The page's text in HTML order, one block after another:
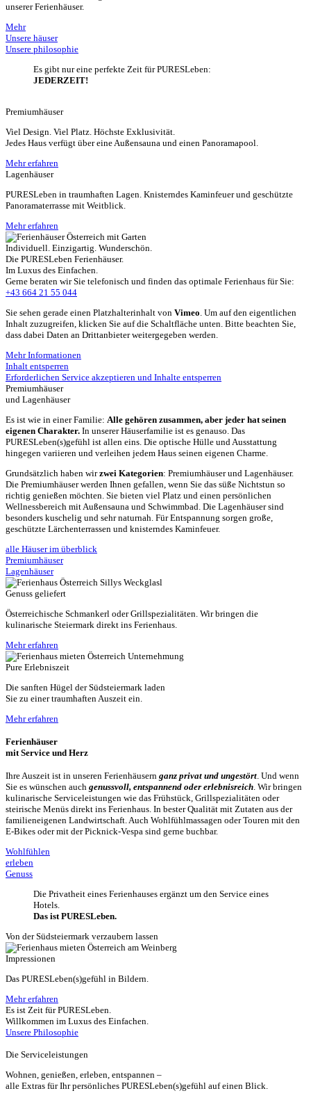
unserer Ferienhäuser.
Mehr
Unsere häuser
Unsere philosophie
Es gibt nur eine perfekte Zeit für PURESLeben:
JEDERZEIT!
Premiumhäuser
Viel Design. Viel Platz. Höchste Exklusivität.
Jedes Haus verfügt über eine Außensauna und einen Panoramapool.
Mehr erfahren
Lagenhäuser
PURESLeben in traumhaften Lagen. Knisterndes Kaminfeuer und geschützte
Panoramaterrasse mit Weitblick.
Mehr erfahren
Individuell. Einzigartig. Wunderschön.
Die PURESLeben Ferienhäuser.
Im Luxus des Einfachen.
Gerne beraten wir Sie telefonisch und finden das optimale Ferienhaus für Sie:
+43 664 21 55 044
Sie sehen gerade einen Platzhalterinhalt von Vimeo . Um auf den eigentlichen
Inhalt zuzugreifen, klicken Sie auf die Schaltfläche unten. Bitte beachten Sie,
dass dabei Daten an Drittanbieter weitergegeben werden.
Mehr Informationen
Inhalt entsperren
Erforderlichen Service akzeptieren und Inhalte entsperren
Premiumhäuser
und Lagenhäuser
Es ist wie in einer Familie: Alle gehören zusammen, aber jeder hat seinen
eigenen Charakter. In unserer Häuserfamilie ist es genauso. Das
PURESLeben(s)gefühl ist allen eins. Die optische Hülle und Ausstattung
hingegen variieren und verleihen jedem Haus seinen eigenen Charme.
Grundsätzlich haben wirzwei Kategorien: Premiumhäuser und Lagenhäuser.
Die Premiumhäuser werden Ihnen gefallen, wenn Sie das süße Nichtstun so
richtig genießen möchten. Sie bieten viel Platz und einen persönlichen
Wellnessbereich mit Außensauna und Schwimmbad. Die Lagenhäuser sind
besonders kuschelig und sehr naturnah. Für Entspannung sorgen große,
geschützte Lärchenterrassen und knisterndes Kaminfeuer.
alle Häuser im überblick
Premiumhäuser
Lagenhäuser
Genuss geliefert
Österreichische Schmankerl oder Grillspezialitäten. Wir bringen die
kulinarische Steiermark direkt ins Ferienhaus.
Mehr erfahren
Pure Erlebniszeit
Die sanften Hügel der Südsteiermark laden
Sie zu einer traumhaften Auszeit ein.
Mehr erfahren
Ferienhäuser
mit Service und Herz
Ihre Auszeit ist in unseren Ferienhäusern ganz privat und ungestört. Und wenn
Sie es wünschen auch genussvoll, entspannend oder erlebnisreich. Wir bringen
kulinarische Serviceleistungen wie das Frühstück, Grillspezialitäten oder
steirische Menüs direkt ins Ferienhaus. In bester Qualität mit Zutaten aus der
familieneigenen Landwirtschaft. Auch Wohlfühlmassagen oder Touren mit den
E-Bikes oder mit der Picknick-Vespa sind gerne buchbar.
Wohlfühlen
erleben
Genuss
Die Privatheit eines Ferienhauses ergänzt um den Service eines
Hotels.
Das ist PURESLeben.
Von der Südsteiermark verzaubern lassen
Impressionen
Das PURESLeben(s)gefühl in Bildern.
Mehr erfahren
Es ist Zeit für PURESLeben.
Willkommen im Luxus des Einfachen.
Unsere Philosophie
Die Serviceleistungen
Wohnen, genießen, erleben, entspannen –
alle Extras für Ihr persönliches PURESLeben(s)gefühl auf einen Blick.